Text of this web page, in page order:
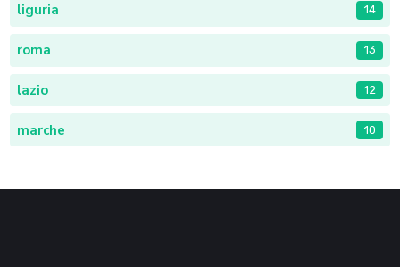
liguria 14
roma 13
lazio 12
marche 10